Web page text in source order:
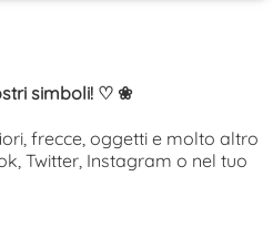
simboli! ♡ ❀
frecce, oggetti e molto altro
Twitter, Instagram o nel tuo